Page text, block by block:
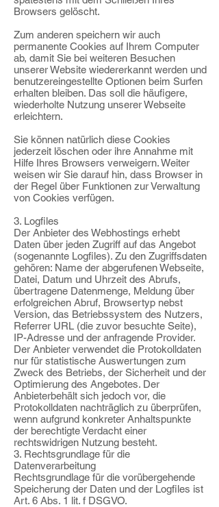
Browsers gelöscht.
Zum anderen speichern wir auch
permanente Cookies auf Ihrem Computer
ab, damit Sie bei weiteren Besuchen
unserer Website wiedererkannt werden und
benutzereingestellte Optionen beim Surfen
erhalten bleiben. Das soll die häufigere,
wiederholte Nutzung unserer Webseite
erleichtern.
​Sie können natürlich diese Cookies
jederzeit löschen oder ihre Annahme mit
Hilfe Ihres Browsers verweigern. Weiter
weisen wir Sie darauf hin, dass Browser in
der Regel über Funktionen zur Verwaltung
von Cookies verfügen.
3. Logfiles
Der Anbieter des Webhostings erhebt
Daten über jeden Zugriff auf das Angebot
(sogenannte Logfiles). Zu den Zugriffsdaten
gehören: Name der abgerufenen Webseite,
Datei, Datum und Uhrzeit des Abrufs,
übertragene Datenmenge, Meldung über
erfolgreichen Abruf, Browsertyp nebst
Version, das Betriebssystem des Nutzers,
Referrer URL (die zuvor besuchte Seite),
IP-Adresse und der anfragende Provider.
Der Anbieter verwendet die Protokolldaten
nur für statistische Auswertungen zum
Zweck des Betriebs, der Sicherheit und der
Optimierung des Angebotes. Der
Anbieterbehält sich jedoch vor, die
Protokolldaten nachträglich zu überprüfen,
wenn aufgrund konkreter Anhaltspunkte
der berechtigte Verdacht einer
rechtswidrigen Nutzung besteht.
3. Rechtsgrundlage für die
Datenverarbeitung
Rechtsgrundlage für die vorübergehende
Speicherung der Daten und der Logfiles ist
Art. 6 Abs. 1 lit. f DSGVO.